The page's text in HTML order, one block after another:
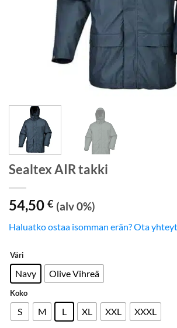
Sealtex AIR takki
54,50 € (alv 0%)
Haluatko ostaa isomman erän? Ota
Väri
Navy Olive Vihreä
Koko
S M L XL XXL XXXL